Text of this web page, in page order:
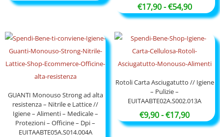
di
€22,50
a
€54,00
€17,90-€54,90Fascia
di
da
€17,90
a
€54,90
GUANTI Monouso Strong ad alta
resistenza – Nitrile e Lattice //
Igiene – Alimenti – Medicale –
Protezioni – Officine – Dpi –
EUITAABTE05A.S014.004A
Rotoli Carta Asciugatutto // Igiene
– Pulizie –
EUITAABTE02A.S002.013A
€9,90-€17,90Fascia
di